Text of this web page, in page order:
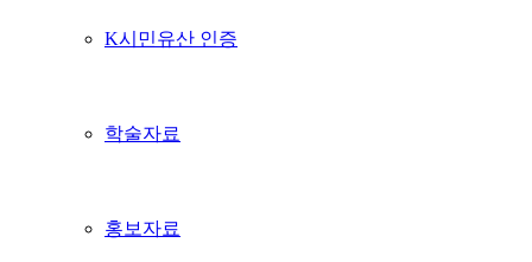
K시민유산 인증
학술자료
홍보자료